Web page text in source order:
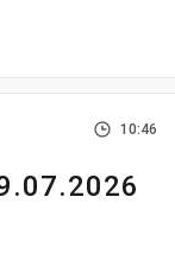
10:46